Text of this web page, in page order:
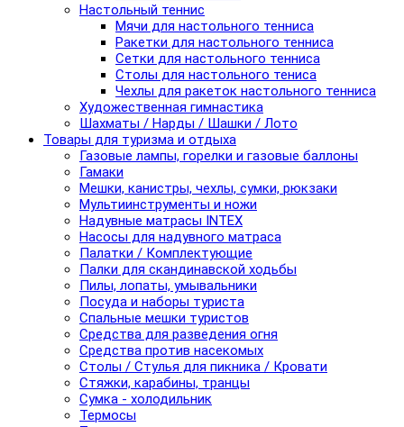
Настольный теннис
Мячи для настольного тенниса
Ракетки для настольного тенниса
Сетки для настольного тенниса
Столы для настольного тениса
Чехлы для ракеток настольного тенниса
Художественная гимнастика
Шахматы / Нарды / Шашки / Лото
Товары для туризма и отдыха
Газовые лампы, горелки и газовые баллоны
Гамаки
Мешки, канистры, чехлы, сумки, рюкзаки
Мультиинструменты и ножи
Надувные матрасы INTEX
Насосы для надувного матраса
Палатки / Комплектующие
Палки для скандинавской ходьбы
Пилы, лопаты, умывальники
Посуда и наборы туриста
Спальные мешки туристов
Средства для разведения огня
Средства против насекомых
Столы / Стулья для пикника / Кровати
Стяжки, карабины, транцы
Сумка - холодильник
Термосы